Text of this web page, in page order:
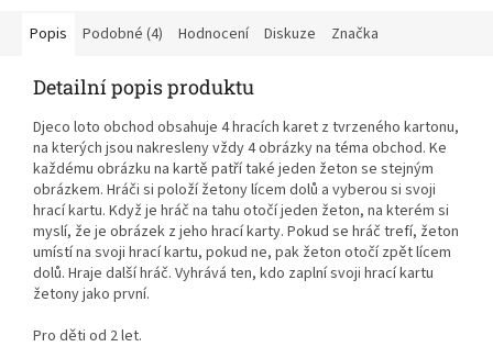
Popis Podobné (4) Hodnocení Diskuze Značka
Detailní popis produktu
Djeco loto obchod obsahuje 4 hracích karet z tvrzeného kartonu,
na kterých jsou nakresleny vždy 4 obrázky na téma obchod. Ke
každému obrázku na kartě patří také jeden žeton se stejným
obrázkem. Hráči si položí žetony lícem dolů a vyberou si svoji
hrací kartu. Když je hráč na tahu otočí jeden žeton, na kterém si
myslí, že je obrázek z jeho hrací karty. Pokud se hráč trefí, žeton
umístí na svoji hrací kartu, pokud ne, pak žeton otočí zpět lícem
dolů. Hraje další hráč. Vyhrává ten, kdo zaplní svoji hrací kartu
žetony jako první.
Pro děti od 2 let.